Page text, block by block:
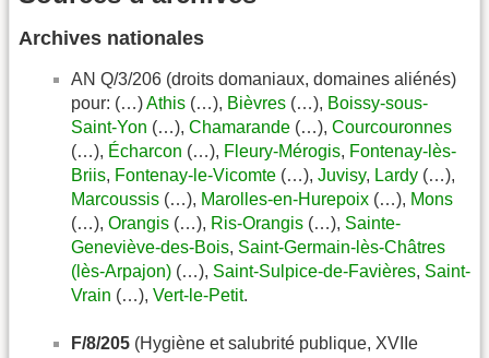
Archives nationales
AN Q/3/206 (droits domaniaux, domaines aliénés)
pour: (…)Athis (…), Bièvres (…), Boissy-sous-
Saint-Yon (…), Chamarande (…), Courcouronnes
(…), Écharcon (…), Fleury-Mérogis, Fontenay-lès-
Briis, Fontenay-le-Vicomte (…), Juvisy, Lardy (…),
Marcoussis (…), Marolles-en-Hurepoix (…), Mons
(…), Orangis (…), Ris-Orangis (…), Sainte-
Geneviève-des-Bois, Saint-Germain-lès-Châtres
(lès-Arpajon) (…), Saint-Sulpice-de-Favières, Saint-
Vrain (…), Vert-le-Petit.
F/8/205 (Hygiène et salubrité publique, XVIIe